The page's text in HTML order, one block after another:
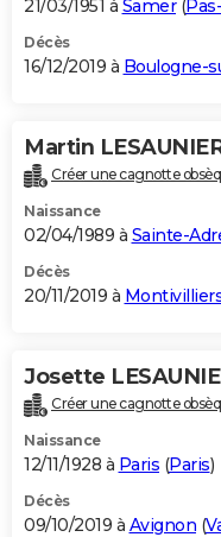
21/03/1951 à Samer(
Décès
16/12/2019 à Boulogne-
Martin
Créer une cagnotte
Naissance
02/04/1989 à Sainte-
Décès
20/11/2019 à
Josette
Créer une cagnotte
Naissance
12/11/1928 à Paris (Paris)
Décès
09/10/2019 à Avignon (